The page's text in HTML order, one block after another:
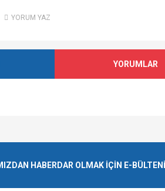
YORUM YAZ
YORUMLAR
veya görüntülenemiyor.
HABERDAR OLMAK İÇİN E-